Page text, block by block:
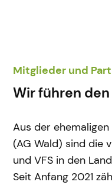
Mitglieder und
Wir führen den
Aus der
(AG Wald) sind die
und VFS in den
Seit Anfang 2021